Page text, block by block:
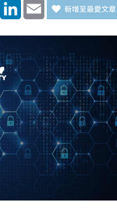
LinkedIn
Email